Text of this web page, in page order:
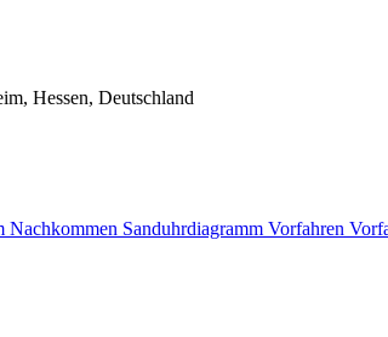
Hessen, Deutschland
Nachkommen Sanduhrdiagramm Vorfahren